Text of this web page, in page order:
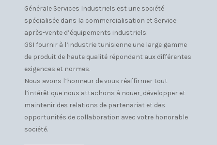
Générale Services Industriels est une société
spécialisée dans la commercialisation et Service
après-vente d’équipements industriels.
GSI fournir à l’industrie tunisienne une large gamme
de produit de haute qualité répondant aux différentes
exigences et normes.
Nous avons l’honneur de vous réaffirmer tout
l’intérêt que nous attachons à nouer, développer et
maintenir des relations de partenariat et des
opportunités de collaboration avec votre honorable
société.